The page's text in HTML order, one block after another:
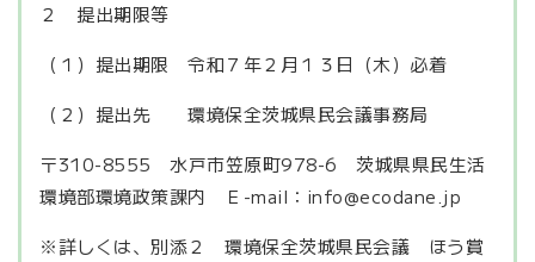
２ 提出期限等
（１）提出期限 令和７年２月１３日（木）必着
（２）提出先 環境保全茨城県民会議事務局
〒310-8555 水戸市笠原町978-6 茨城県県民生活
環境部環境政策課内 Ｅ-mail：info@ecodane.jp
※詳しくは、別添２ 環境保全茨城県民会議 ほう賞